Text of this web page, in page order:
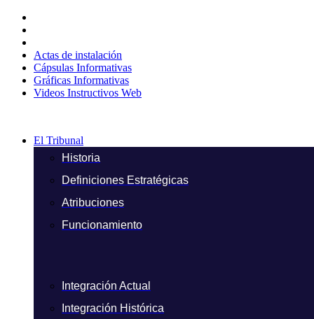
contenido
Actas de instalación
Cápsulas Informativas
Gráficas Informativas
Videos Instructivos Web
El Tribunal
Historia
Definiciones Estratégicas
Atribuciones
Funcionamiento
Integración Actual
Integración Histórica